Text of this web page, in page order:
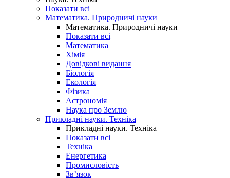
Показати всі
Математика. Природничі науки
Математика. Природничі науки
Показати всі
Математика
Хімія
Довідкові видання
Біологія
Екологія
Фізика
Астрономія
Наука про Землю
Прикладні науки. Техніка
Прикладні науки. Техніка
Показати всі
Техніка
Енергетика
Промисловість
Зв’язок